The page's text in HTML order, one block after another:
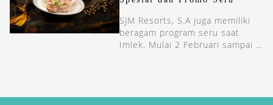
SJM Resorts, S.A juga memiliki
beragam program seru saat
Imlek. Mulai 2 Februari sampai 8